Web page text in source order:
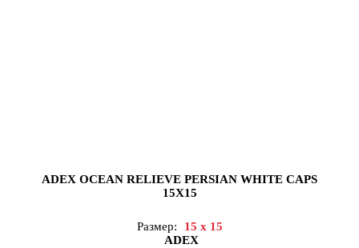
ADEX OCEAN RELIEVE PERSIAN WHITE CAPS
15X15
Размер:
15 x 15
ADEX